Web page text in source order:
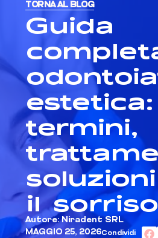
TORNA AL BLOG
Guida
estetica:
termini,
il
Autore: Niradent SRL
MAGGIO 25, 2026Condividi